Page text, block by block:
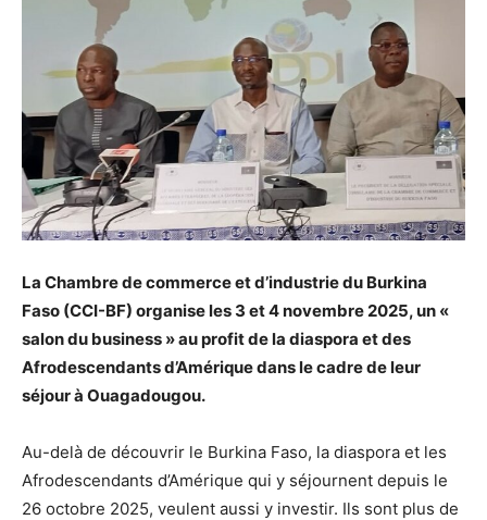
La Chambre de commerce et d’industrie du Burkina
Faso (CCI-BF) organise les 3 et 4 novembre 2025, un «
salon du business » au profit de la diaspora et des
Afrodescendants d’Amérique dans le cadre de leur
séjour à Ouagadougou.
Au-delà de découvrir le Burkina Faso, la diaspora et les
Afrodescendants d’Amérique qui y séjournent depuis le
26 octobre 2025, veulent aussi y investir. Ils sont plus de